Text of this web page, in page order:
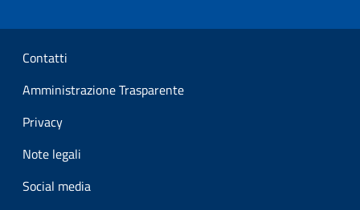
Sezione Link Utili
Contatti
Amministrazione Trasparente
Privacy
Note legali
Social media